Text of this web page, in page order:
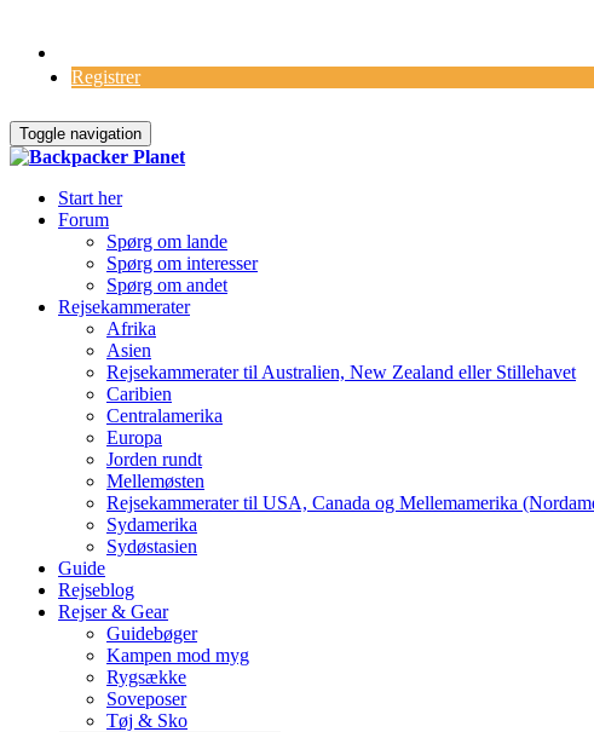
Registrer
Toggle navigation
Start her
Forum
Spørg om lande
Spørg om interesser
Spørg om andet
Rejsekammerater
Afrika
Asien
Rejsekammerater til Australien, New Zealand eller Stillehavet
Caribien
Centralamerika
Europa
Jorden rundt
Mellemøsten
Rejsekammerater til USA, Canada og Mellemamerika
Sydamerika
Sydøstasien
Guide
Rejseblog
Rejser & Gear
Guidebøger
Kampen mod myg
Rygsække
Soveposer
Tøj & Sko